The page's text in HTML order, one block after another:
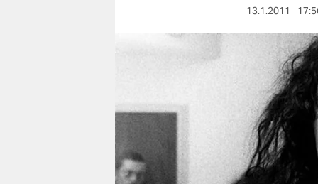
wahrheit
verlag
verlag
13.1.2011